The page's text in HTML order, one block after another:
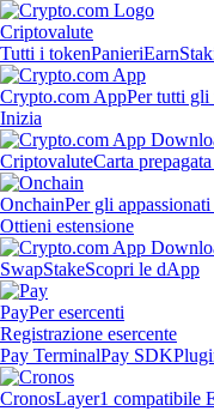
Criptovalute
Tutti i tokenPanieriEarn
Crypto.com AppPer tutti gli
Inizia
CriptovaluteCarta
OnchainPer gli
Ottieni estensione
SwapStakeScopri le dApp
PayPer esercenti
Registrazione esercente
Pay TerminalPay SDK
CronosLayer1 compatibile